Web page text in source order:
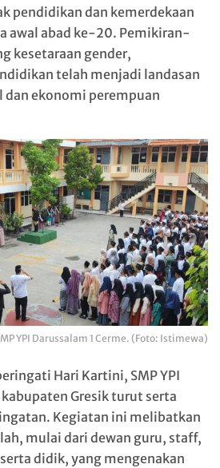
pendidikan dan kemerdekaan
awal abad ke-20. Pemikiran-
kesetaraan gender,
telah menjadi landasan
dan ekonomi perempuan
YPI Darussalam 1 Cerme. (Foto: Istimewa)
Hari Kartini, SMP YPI
kabupaten Gresik turut serta
Kegiatan ini melibatkan
mulai dari dewan guru, staff,
didik, yang mengenakan